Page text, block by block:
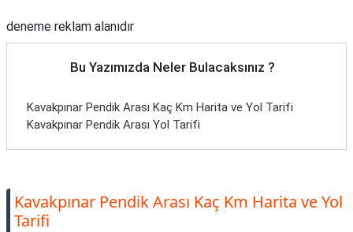
deneme reklam alanıdır
Bu Yazımızda Neler Bulacaksınız ?
Kavakpınar Pendik Arası Kaç Km Harita ve Yol Tarifi
Kavakpınar Pendik Arası Yol Tarifi
Kavakpınar Pendik Arası Kaç Km Harita ve Yol
Tarifi